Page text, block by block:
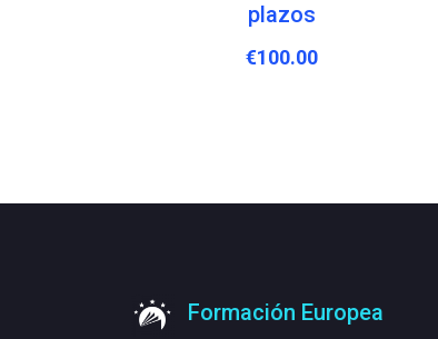
plazos
€100.00
Formación Europea